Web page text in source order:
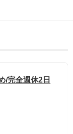
/完全週休2日